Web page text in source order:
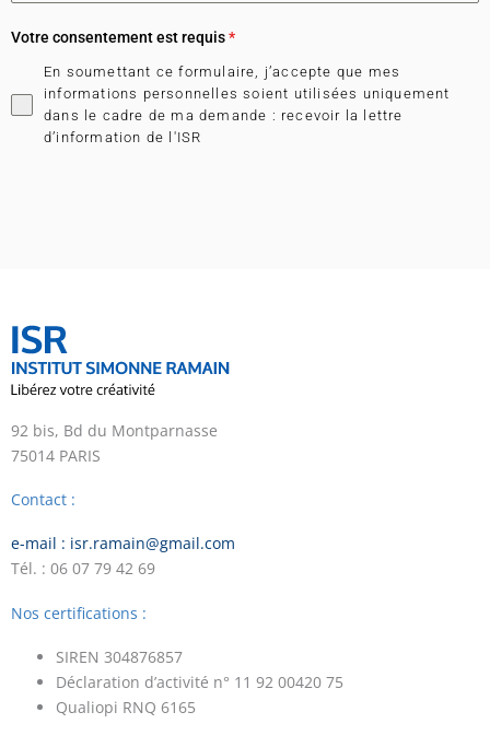
Votre consentement est requis*
En soumettant ce formulaire, j’accepte que mes
informations personnelles soient utilisées uniquement
dans le cadre de ma demande : recevoir la lettre
d’information de l'ISR
92 bis, Bd du Montparnasse
75014 PARIS
Contact :
e-mail : isr.ramain@gmail.com
Tél. : 06 07 79 42 69
Nos certifications :
SIREN 304876857
Déclaration d’activité n° 11 92 00420 75
Qualiopi RNQ 6165